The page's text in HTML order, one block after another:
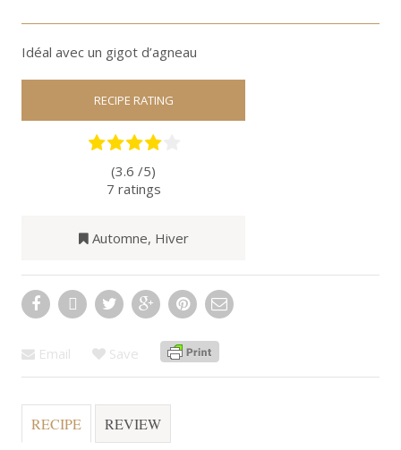
Idéal avec un gigot d’agneau
RECIPE RATING
(3.6 /5)
7 ratings
Automne, Hiver
Email Save
RECIPE REVIEW